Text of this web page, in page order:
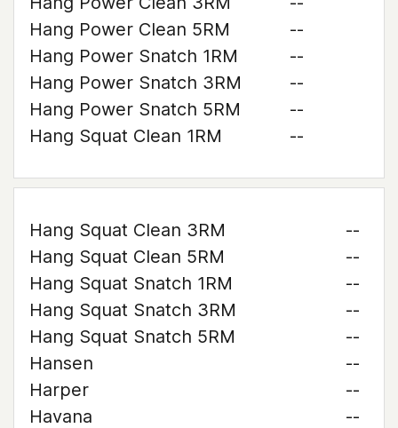
Hang Power Clean 5RM
--
Hang Power Snatch 1RM
--
Hang Power Snatch 3RM
--
Hang Power Snatch 5RM
--
Hang Squat Clean 1RM
--
Hang Squat Clean 3RM
--
Hang Squat Clean 5RM
--
Hang Squat Snatch 1RM
--
Hang Squat Snatch 3RM
--
Hang Squat Snatch 5RM
--
Hansen
--
Harper
--
Havana
--